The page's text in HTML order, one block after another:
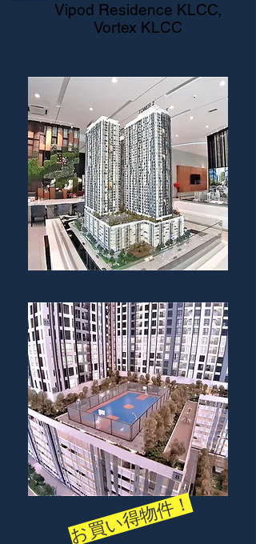
Vipod Residence KLCC,
Vortex KLCC
お買い得物件！